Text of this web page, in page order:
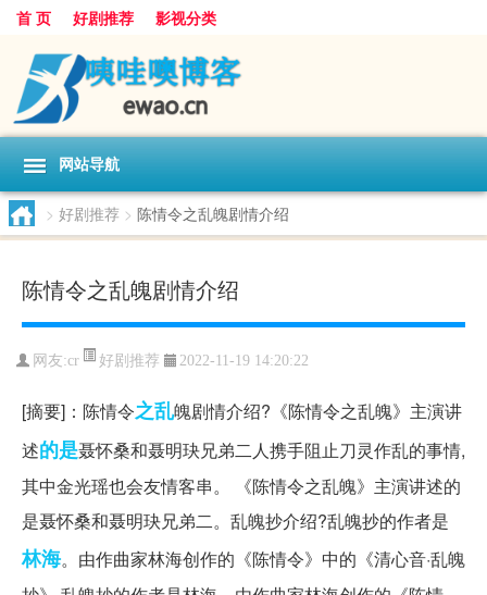
首 页 好剧推荐 影视分类
网站导航
> 好剧推荐 > 陈情令之乱魄剧情介绍
陈情令之乱魄剧情介绍
网友:cr 好剧推荐 2022-11-19 14:20:22
[摘要]：陈情令之乱魄剧情介绍?《陈情令之乱魄》主演讲
述的是聂怀桑和聂明玦兄弟二人携手阻止刀灵作乱的事情,
其中金光瑶也会友情客串。 《陈情令之乱魄》主演讲述的
是聂怀桑和聂明玦兄弟二。乱魄抄介绍?乱魄抄的作者是
林海。由作曲家林海创作的《陈情令》中的《清心音·乱魄